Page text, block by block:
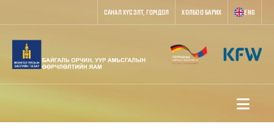
САНАЛ ХҮСЭЛТ, ГОМДОЛ ХОЛБОО БАРИХ ENG